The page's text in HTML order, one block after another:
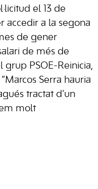
el 13 de
accedir a la segona
de gener
de més de
grup PSOE-Reinicia,
Serra hauria
tractat d’un
molt